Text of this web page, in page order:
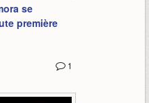
se
première
1